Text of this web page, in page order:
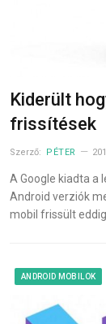
Kiderült
frissítések
Szerző: PÉTER
A Google kiadta a
Android verziók
mobil frissült
ANDROID MOBILOK